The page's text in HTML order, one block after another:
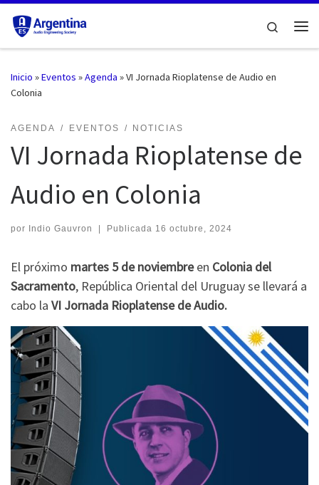
Saltar al contenido
Search
Inicio »Eventos »Agenda »VI Jornada Rioplatense de Audio en
Colonia
AGENDA EVENTOS NOTICIAS
VI Jornada Rioplatense de
Audio en Colonia
por Indio Gauvron | Publicada 16 octubre, 2024
El próximo martes 5 de noviembreen Colonia del
Sacramento, República Oriental del Uruguay se llevará a
cabo la VI Jornada Rioplatense de Audio.